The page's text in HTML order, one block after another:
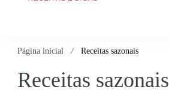
Página inicial Receitas sazonais
Receitas sazonais